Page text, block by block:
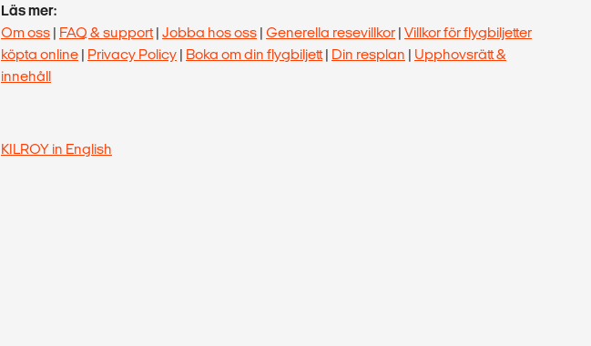
Läs mer:
Om oss | FAQ & support| Jobba hos oss | Generella resevillkor | Villkor för flygbiljetter
köpta online | Privacy Policy | Boka om din flygbiljett| Din resplan | Upphovsrätt &
innehåll
KILROY in English